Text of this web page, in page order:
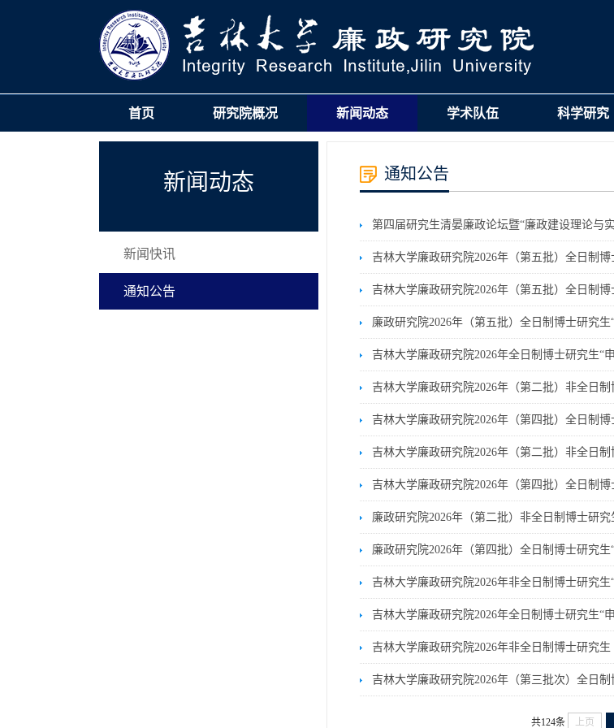
首页 研究院概况 新闻动态 学术队伍 科学研究
新闻动态
新闻快讯
通知公告
通知公告
第四届研究生清晏廉政论坛暨“廉政建设理论与
吉林大学廉政研究院2026年（第五批）全日制
吉林大学廉政研究院2026年（第五批）全日制
廉政研究院2026年（第五批）全日制博士研究
吉林大学廉政研究院2026年全日制博士研究生“
吉林大学廉政研究院2026年（第二批）非全日
吉林大学廉政研究院2026年（第四批）全日制
吉林大学廉政研究院2026年（第二批）非全日
吉林大学廉政研究院2026年（第四批）全日制
廉政研究院2026年（第二批）非全日制博士研
廉政研究院2026年（第四批）全日制博士研究
吉林大学廉政研究院2026年非全日制博士研究生
吉林大学廉政研究院2026年全日制博士研究生“
吉林大学廉政研究院2026年非全日制博士研究
吉林大学廉政研究院2026年（第三批次）全日
共124条 上页